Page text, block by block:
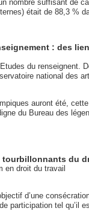
nombre suffisant de
était de 88,3 %
: des
du renseignent.
national des
auront été,
du Bureau des
tourbillonnants du
en droit du travail
d’une
participation tel qu’il